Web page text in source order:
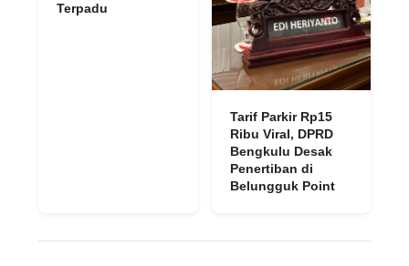
Terpadu
Tarif Parkir Rp15
Ribu Viral, DPRD
Bengkulu Desak
Penertiban di
Belungguk Point